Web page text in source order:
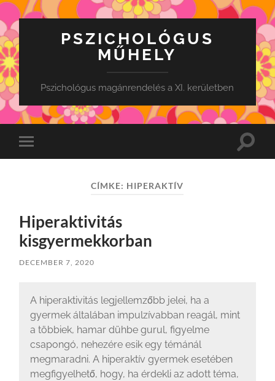
PSZICHOLÓGUS
MŰHELY
Pszichológus magánrendelés a XI. kerületben
Toggle
mobile
Toggle
CÍMKE: HIPERAKTÍV
Hiperaktivitás
kisgyermekkorban
DECEMBER 7, 2020
A hiperaktivitás legjellemzőbb jelei, ha a
gyermek általában impulzívabban reagál, mint
a többiek, hamar dühbe gurul, figyelme
csapongó, nehezére esik egy témánál
megmaradni. A hiperaktív gyermek esetében
megfigyelhető, hogy, ha érdekli az adott téma,